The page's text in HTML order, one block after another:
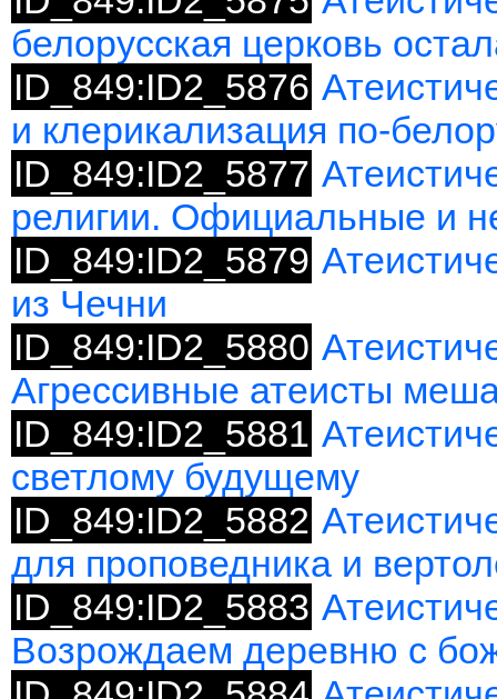
белорусская церковь
ID_849:ID2_5876
и клерикализация по-
ID_849:ID2_5877
религии. Официальные и
ID_849:ID2_5879
из Чечни
ID_849:ID2_5880
Агрессивные атеисты
ID_849:ID2_5881
светлому будущему
ID_849:ID2_5882
для проповедника и
ID_849:ID2_5883
Возрождаем деревню с